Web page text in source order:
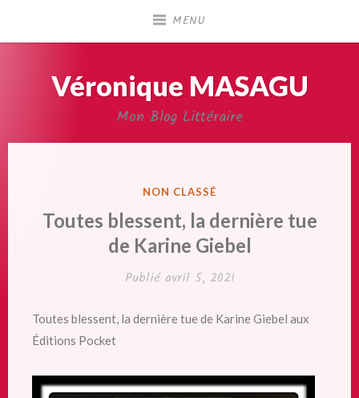
MENU
Véronique MASAGU
Mon Blog Littéraire
PUBLIÉ
NON CLASSÉ
Toutes blessent, la dernière tue
de Karine Giebel
Publié avril 5, 2021
Toutes blessent, la dernière tue de Karine Giebel aux
Éditions Pocket